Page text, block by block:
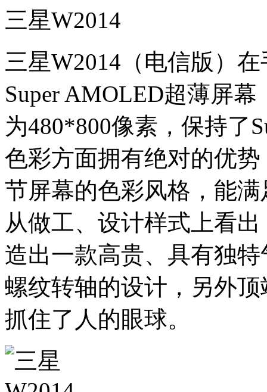
三星W2014
三星W2014（电信版）
Super AMOLED超薄屏
为480*800像素，保持了
色彩方面拥有绝对的优
节屏幕的色彩风格，能
从做工、设计样式上看
造出一款高贵、具有独
螺纹转轴的设计，另外
抓住了人的眼球。